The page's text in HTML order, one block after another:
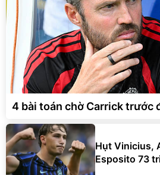
4 bài toán chờ Carrick trước
Hụt Vinicius,
Esposito 73